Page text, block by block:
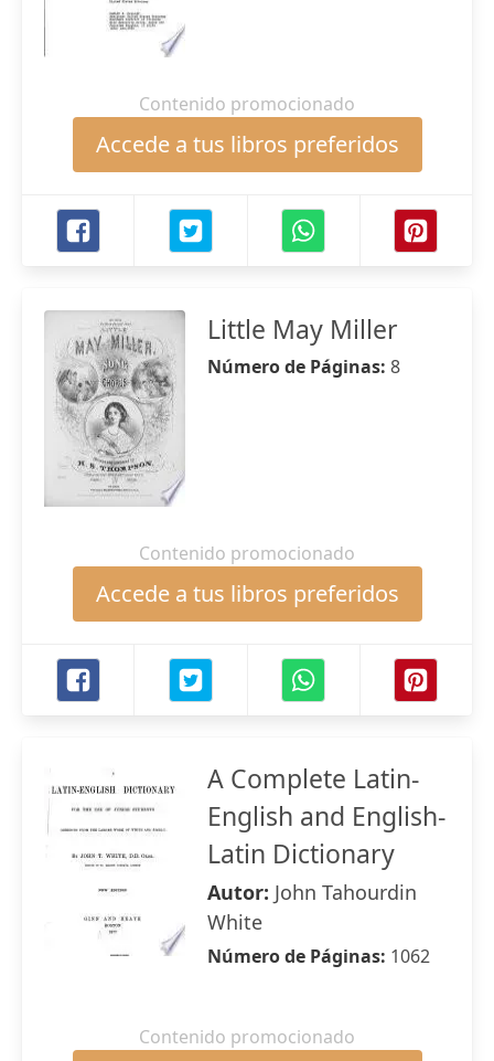
Contenido promocionado
Accede a tus libros preferidos
Little May Miller
Número de Páginas: 8
Contenido promocionado
Accede a tus libros preferidos
A Complete Latin-
English and English-
Latin Dictionary
Autor: John Tahourdin
White
Número de Páginas: 1062
Contenido promocionado